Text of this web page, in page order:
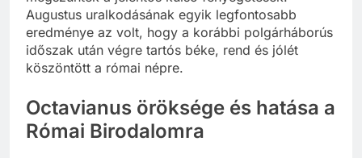
Augustus uralkodásának egyik legfontosabb
eredménye az volt, hogy a korábbi polgárháborús
időszak után végre tartós béke, rend és jólét
köszöntött a római népre.
Octavianus öröksége és hatása a
Római Birodalomra